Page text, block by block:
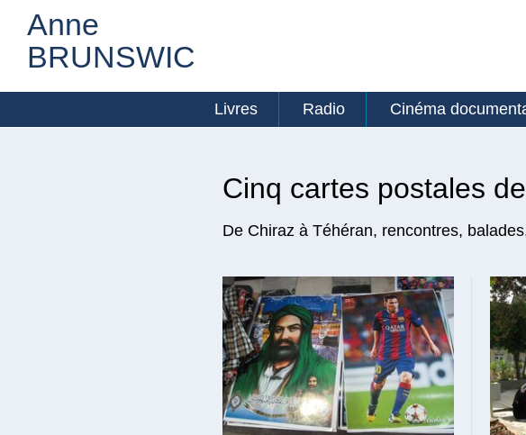
Anne
BRUNSWIC
Livres Radio Cinéma
Cinq cartes postales
De Chiraz à Téhéran, rencontres,